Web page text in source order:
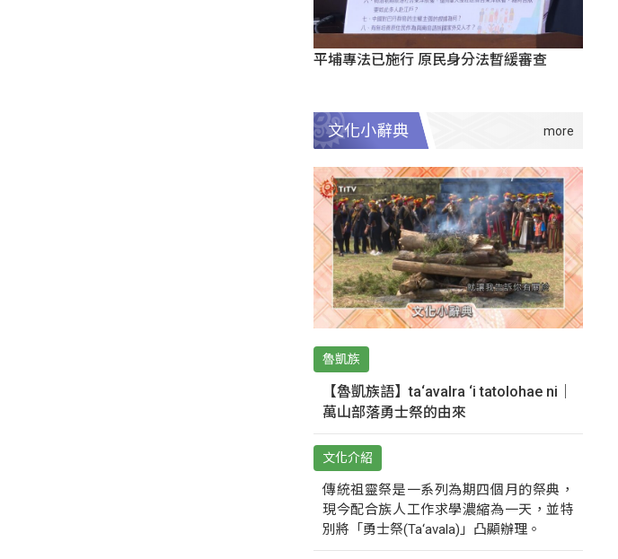
平埔專法已施行 原民身分法暫緩審查
文化小辭典
魯凱族
【魯凱族語】ta‘avalra ‘i tatolohae ni｜
萬山部落勇士祭的由來
文化介紹
傳統祖靈祭是一系列為期四個月的祭典，
現今配合族人工作求學濃縮為一天，並特
別將「勇士祭(Ta‘avala)」凸顯辦理。